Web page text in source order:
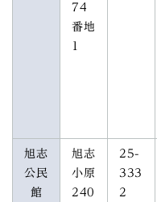
74
番地
旭志
公民
館
旭志
小原
240
25-
333
2